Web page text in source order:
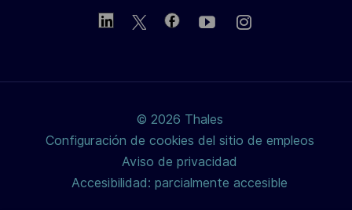
© 2026 Thales
Configuración de cookies del sitio de empleos
Aviso de privacidad
Accesibilidad: parcialmente accesible